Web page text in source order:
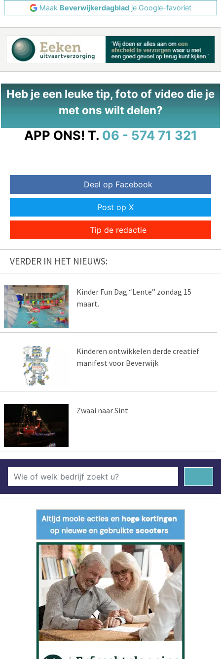
Maak Beverwijkerdagblad je Google-favoriet
Heb je een leuke tip, foto of video die je
met ons wilt delen?
APP ONS! T. 06 - 574 71 321
Deel op Facebook
Post op X
Tip de redactie
VERDER IN HET NIEUWS:
Kinder Fun Dag “Lente” zondag 15
maart.
Kinderen ontwikkelen derde creatief
manifest voor Beverwijk
Zwaai naar Sint